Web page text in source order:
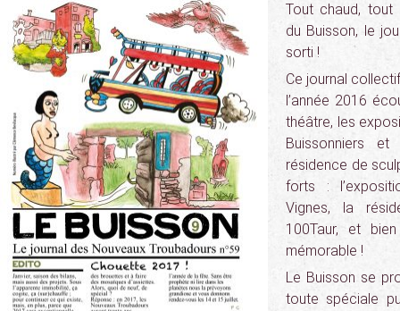
Tout chaud, tout
du Buisson, le
sorti !
Ce journal
l’année 2016
théâtre, les
Buissonniers
résidence de
forts :
Vignes, la
100Taur, et
mémorable !
Le Buisson se
toute spéciale